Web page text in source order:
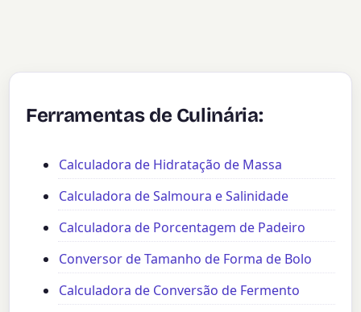
Ferramentas de Culinária:
Calculadora de Hidratação de Massa
Calculadora de Salmoura e Salinidade
Calculadora de Porcentagem de Padeiro
Conversor de Tamanho de Forma de Bolo
Calculadora de Conversão de Fermento